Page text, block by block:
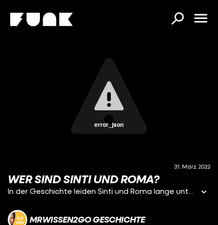
error_json
31. März 2022
WER SIND SINTI UND ROMA?
In der Geschichte leiden Sinti und Roma lange unter Vertreibung und Diskriminierung: In ganz Europa werden sie seit Jahrhunderten ausgegrenzt. Im Mittelalter dürfen sie sich nicht niederlassen und werden dann als „fahrendes Volk” stigmatisiert. Auch die Bezeichnung „Zigeuner” ist eine negativ konnotierte Fremdzuschreibung. Eng mit diesem Begriff verknüpft ist der Völkermord an den Sinti und Roma im Nationalsozialismus. Noch immer kursieren Vorurteile und das Wissen über ihre Geschichte ist oft lückenhaft. Heute gelten Sinti und Roma zwar als eine anerkannte Minderheit in Deutschland, doch noch immer gibt es Verbrechen aus Antiziganismus. Was viele vergessen: Sinti und Roma prägen die Kultur in Deutschland und in ganz Europa entscheidend mit. In diesem Video erklären wir euch, woher Sinti und Roma ursprünglich kommen, wie sie über Jahrhunderte ausgegrenzt werden und wieso ihre Geschichte eben doch weit mehr ist die Erinnerung an Unterdrückung und Diskriminierung. Kapitel: 00:00 Intro 01:34 Woher kommen Sinti und Roma? 04:22 Sinti und Roma in der Frühen Neuzeit 05:46 Rassismus und Völkermord 07:35 Mangelhafte Aufarbeitung 09:58 Sinti und Roma heute Eine Produktion der objektiv media GmbH für Terra X und funk: Moderation: Mirko Drotschmann Autor: Matthias Schöberl Producer: Andreas Sommer Redaktion (OM): Inga Haupt Motion Design: Christian Wischnewski Schnitt: Christian Wischnewski ZDF: Kai Jostmeier, Johanna Kaack
MRWISSEN2GO GESCHICHTE